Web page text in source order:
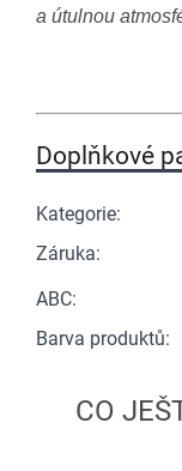
a útulnou
Doplňkové
Kategorie:
Záruka:
ABC:
Barva produktů: